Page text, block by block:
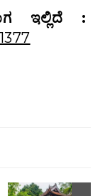
ಇಲ್ಲಿದೆ :